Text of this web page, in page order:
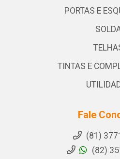
PORTAS E
TINTAS E
Fale
(81)
(82)